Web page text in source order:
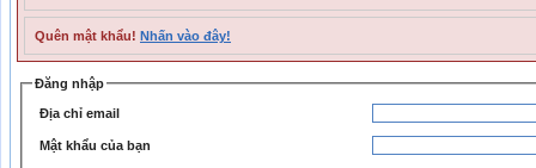
Quên mật khẩu! Nhấn vào đây!
Đăng nhập
Địa chỉ email
Mật khẩu của bạn